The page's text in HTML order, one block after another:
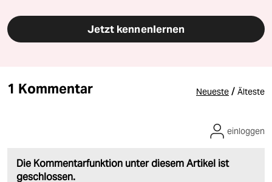
Jetzt kennenlernen
1 Kommentar Neueste / Älteste
Die Kommentarfunktion unter diesem Artikel ist
geschlossen.
einloggen